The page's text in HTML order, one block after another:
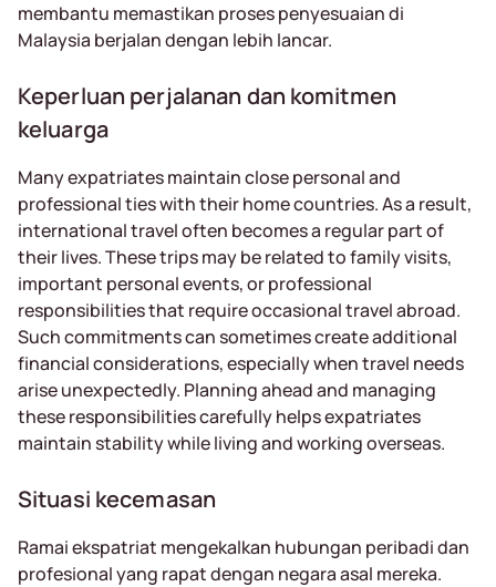
membantu memastikan proses penyesuaian di
Malaysia berjalan dengan lebih lancar.
Keperluan perjalanan dan komitmen
keluarga
Many expatriates maintain close personal and
professional ties with their home countries. As a result,
international travel often becomes a regular part of
their lives. These trips may be related to family visits,
important personal events, or professional
responsibilities that require occasional travel abroad.
Such commitments can sometimes create additional
financial considerations, especially when travel needs
arise unexpectedly. Planning ahead and managing
these responsibilities carefully helps expatriates
maintain stability while living and working overseas.
Situasi kecemasan
Ramai ekspatriat mengekalkan hubungan peribadi dan
profesional yang rapat dengan negara asal mereka.